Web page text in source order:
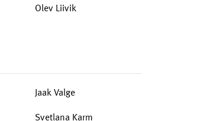
Olev Liivik
Jaak Valge
Svetlana Karm